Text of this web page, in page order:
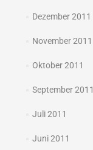
Dezember 2011
November 2011
Oktober 2011
September 2011
Juli 2011
Juni 2011